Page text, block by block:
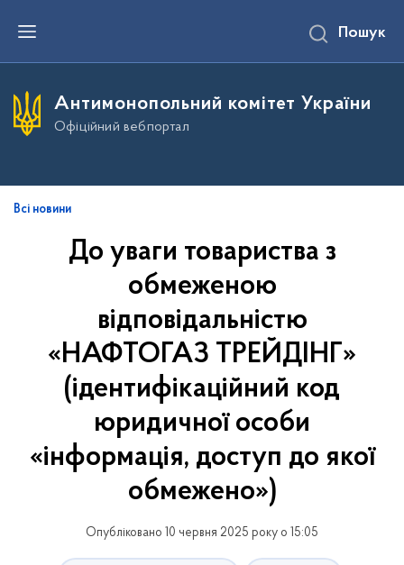
е
и
д
в
Пошук
Антимонопольний комітет України
Офіційний вебпортал
Всі новини
До уваги товариства з
обмеженою
відповідальністю
«НАФТОГАЗ ТРЕЙДІНГ»
(ідентифікаційний код
юридичної особи
«інформація, доступ до якої
обмежено»)
Опубліковано 10 червня 2025 року о 15:05